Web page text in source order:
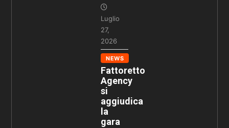
Luglio
27,
2026
NEWS
Fattoretto
Agency
si
aggiudica
la
gara